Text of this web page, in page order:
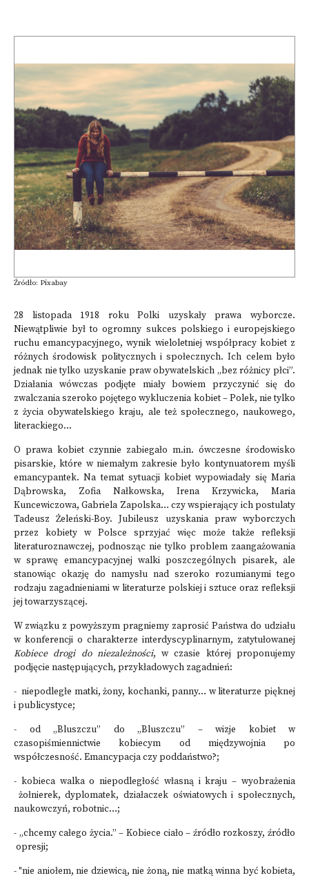
Źródło: Pixabay
28 listopada 1918 roku Polki uzyskały prawa wyborcze.
Niewątpliwie był to ogromny sukces polskiego i europejskiego
ruchu emancypacyjnego, wynik wieloletniej współpracy kobiet z
różnych środowisk politycznych i społecznych. Ich celem było
jednak nie tylko uzyskanie praw obywatelskich „bez różnicy płci”.
Działania wówczas podjęte miały bowiem przyczynić się do
zwalczania szeroko pojętego wykluczenia kobiet – Polek, nie tylko
z życia obywatelskiego kraju, ale też społecznego, naukowego,
literackiego...
O prawa kobiet czynnie zabiegało m.in. ówczesne środowisko
pisarskie, które w niemałym zakresie było kontynuatorem myśli
emancypantek. Na temat sytuacji kobiet wypowiadały się Maria
Dąbrowska, Zofia Nałkowska, Irena Krzywicka, Maria
Kuncewiczowa, Gabriela Zapolska… czy wspierający ich postulaty
Tadeusz Żeleński-Boy. Jubileusz uzyskania praw wyborczych
przez kobiety w Polsce sprzyjać więc może także refleksji
literaturoznawczej, podnosząc nie tylko problem zaangażowania
w sprawę emancypacyjnej walki poszczególnych pisarek, ale
stanowiąc okazję do namysłu nad szeroko rozumianymi tego
rodzaju zagadnieniami w literaturze polskiej i sztuce oraz refleksji
jej towarzyszącej.
W związku z powyższym pragniemy zaprosić Państwa do udziału
w konferencji o charakterze interdyscyplinarnym, zatytułowanej
Kobiece drogi do niezależności, w czasie której proponujemy
podjęcie następujących, przykładowych zagadnień:
- niepodległe matki, żony, kochanki, panny… w literaturze pięknej
i publicystyce;
- od „Bluszczu” do „Bluszczu” – wizje kobiet w
czasopiśmiennictwie kobiecym od międzywojnia po
współczesność. Emancypacja czy poddaństwo?;
- kobieca walka o niepodległość własną i kraju – wyobrażenia
żołnierek, dyplomatek, działaczek oświatowych i społecznych,
naukowczyń, robotnic…;
- „chcemy całego życia.” – Kobiece ciało – źródło rozkoszy, źródło
opresji;
- "nie aniołem, nie dziewicą, nie żoną, nie matką winna być kobieta,